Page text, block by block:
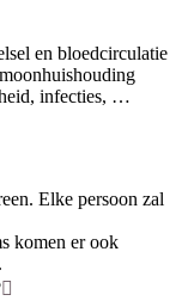
en bloedcirculatie
infecties, …
Elke persoon zal
komen er ook